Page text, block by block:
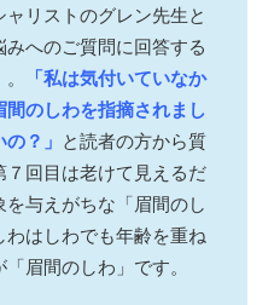
リストのグレン先生と
へのご質問に回答する
「私は気付いていなか
間のしわを指摘されまし
？」 と読者の方から質
回目は老けて見えるだ
与えがちな「眉間のし
はしわでも年齢を重ね
眉間のしわ」です。